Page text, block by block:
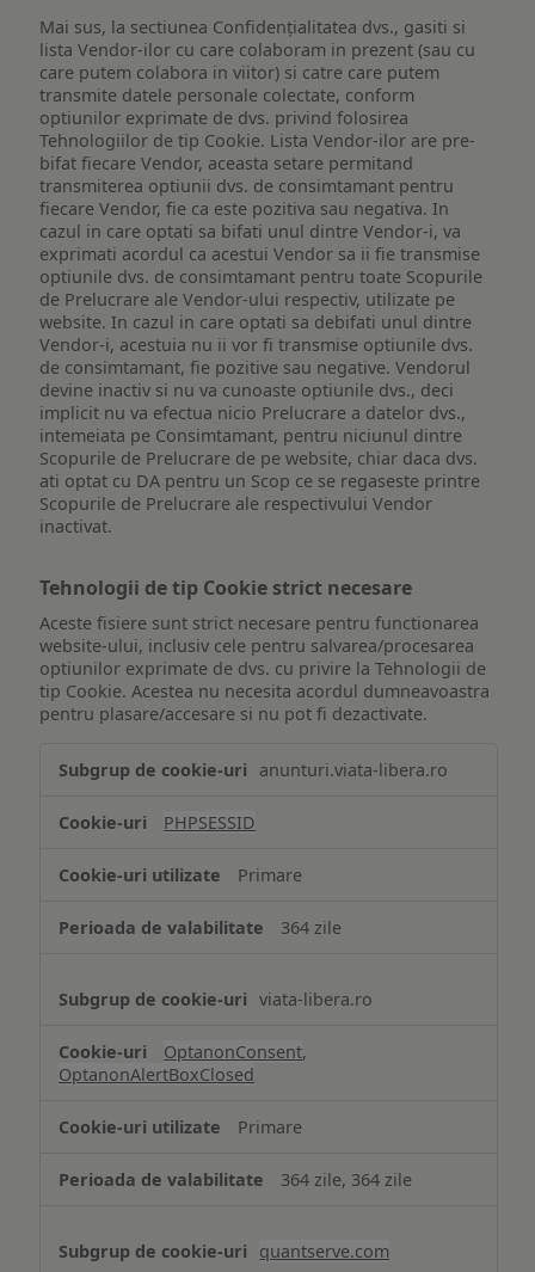
Mai sus, la sectiunea Confidențialitatea dvs., gasiti si
lista Vendor-ilor cu care colaboram in prezent (sau cu
care putem colabora in viitor) si catre care putem
transmite datele personale colectate, conform
optiunilor exprimate de dvs. privind folosirea
Tehnologiilor de tip Cookie. Lista Vendor-ilor are pre-
bifat fiecare Vendor, aceasta setare permitand
transmiterea optiunii dvs. de consimtamant pentru
fiecare Vendor, fie ca este pozitiva sau negativa. In
cazul in care optati sa bifati unul dintre Vendor-i, va
exprimati acordul ca acestui Vendor sa ii fie transmise
optiunile dvs. de consimtamant pentru toate Scopurile
de Prelucrare ale Vendor-ului respectiv, utilizate pe
website. In cazul in care optati sa debifati unul dintre
Vendor-i, acestuia nu ii vor fi transmise optiunile dvs.
de consimtamant, fie pozitive sau negative. Vendorul
devine inactiv si nu va cunoaste optiunile dvs., deci
implicit nu va efectua nicio Prelucrare a datelor dvs.,
intemeiata pe Consimtamant, pentru niciunul dintre
Scopurile de Prelucrare de pe website, chiar daca dvs.
ati optat cu DA pentru un Scop ce se regaseste printre
Scopurile de Prelucrare ale respectivului Vendor
inactivat.
Tehnologii de tip Cookie strict necesare
Aceste fisiere sunt strict necesare pentru functionarea
website-ului, inclusiv cele pentru salvarea/procesarea
optiunilor exprimate de dvs. cu privire la Tehnologii de
tip Cookie. Acestea nu necesita acordul dumneavoastra
pentru plasare/accesare si nu pot fi dezactivate.
de
Cookie
necesare
anunturi.viata-libera.ro
PHPSESSID
Primare
364 zile
viata-libera.ro
OptanonConsent,
OptanonAlertBoxClosed
Primare
364 zile, 364 zile
quantserve.com